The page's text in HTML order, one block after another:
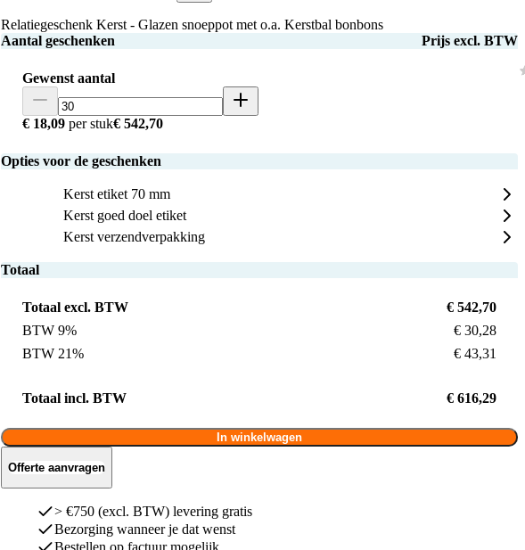
Relatiegeschenk Kerst - Glazen snoeppot met o.a. Kerstbal bonbons
Aantal geschenken
Prijs excl. BTW
Gewenst aantal
€ 18,09 per stuk€ 542,70
Opties voor de geschenken
Kerst etiket 70 mm
Kerst goed doel etiket
Kerst verzendverpakking
Totaal
Totaal excl. BTW
€ 542,70
BTW 9%
€ 30,28
BTW 21%
€ 43,31
Totaal incl. BTW € 616,29
In winkelwagen
Offerte aanvragen
> €750 (excl. BTW) levering gratis
Bezorging wanneer je dat wenst